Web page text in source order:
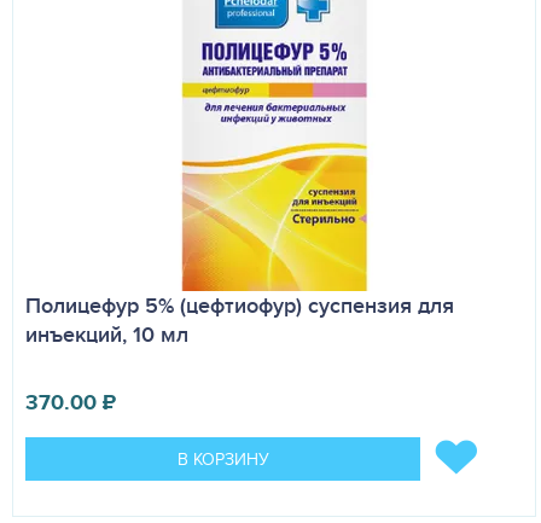
Полицефур 5% (цефтиофур) суспензия для
инъекций, 10 мл
370.00₽
В КОРЗИНУ